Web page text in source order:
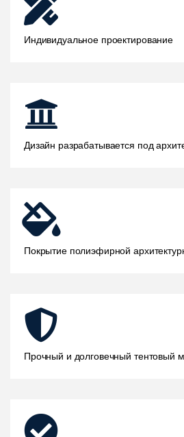
Индивидуальное проектирование
Дизайн разрабатывается под
Покрытие полиэфирной
Прочный и долговечный тентовый